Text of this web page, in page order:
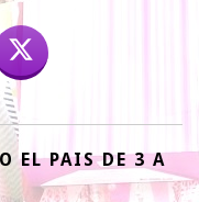
EL PAIS DE 3 A